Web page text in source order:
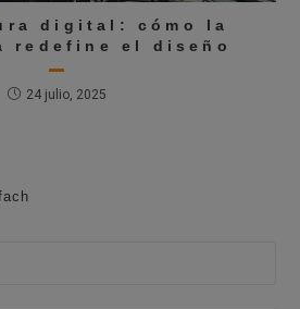
digital: cómo la
redefine el diseño
24 julio, 2025